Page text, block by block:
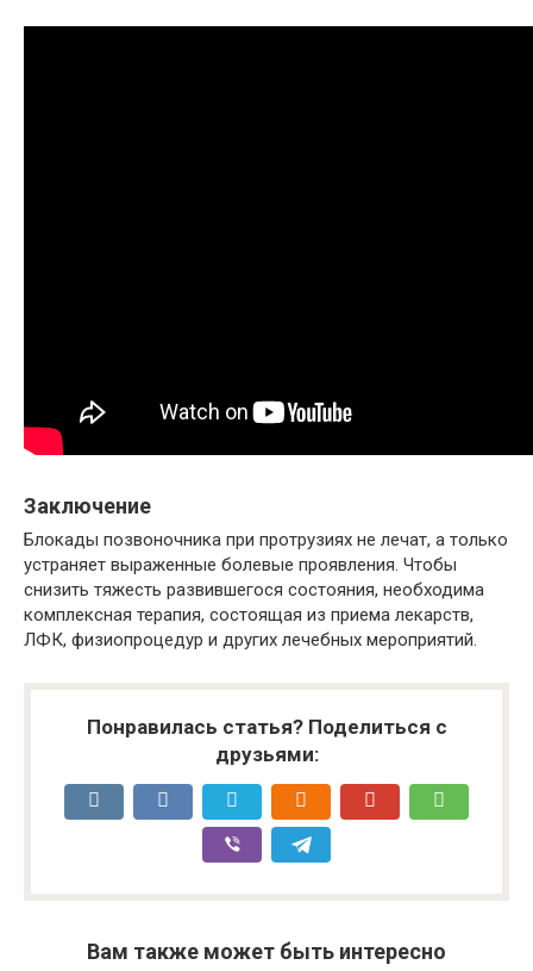
Заключение
Блокады позвоночника при протрузиях не лечат, а только
устраняет выраженные болевые проявления. Чтобы
снизить тяжесть развившегося состояния, необходима
комплексная терапия, состоящая из приема лекарств,
ЛФК, физиопроцедур и других лечебных мероприятий.
Понравилась статья? Поделиться с
друзьями:
Вам также может быть интересно